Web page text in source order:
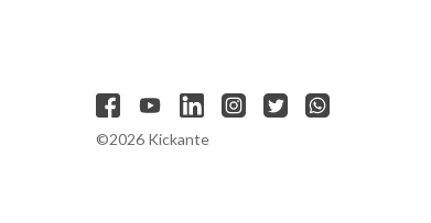
©2026 Kickante